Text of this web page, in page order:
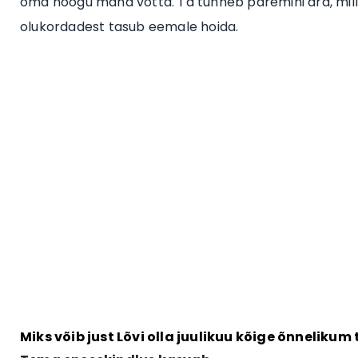
olukordadest tasub eemale hoida.
Miks võib just Lõvi olla juulikuu kõige